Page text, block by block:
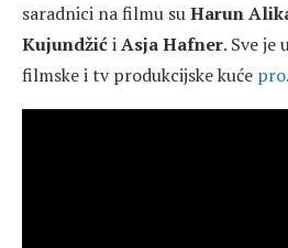
saradnici na filmu suHarun
KujundžićiAsja Hafner. Sve je
filmske i tv produkcijske kuće